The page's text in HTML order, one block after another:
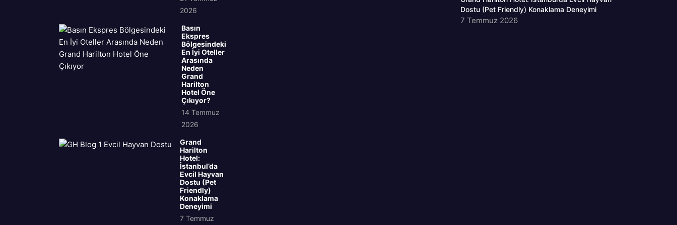
2026
Basın
Ekspres
Bölgesindeki
En İyi Oteller
Arasında
Neden
Grand
Harilton
Hotel Öne
Çıkıyor?
14 Temmuz
2026
Grand
Harilton
Hotel:
İstanbul’da
Evcil Hayvan
Dostu (Pet
Friendly)
Konaklama
Deneyimi
7 Temmuz
Dostu (Pet Friendly) Konaklama Deneyimi
7 Temmuz 2026